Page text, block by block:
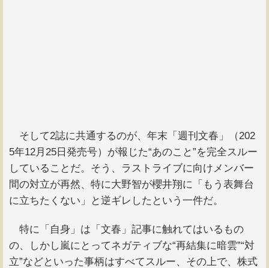
そして2誌に共通するのが、年末「週刊文春」（202
5年12月25日発売号）が報じた“あのこと”を完全スルー
していることだ。そう、ラストライブに向けメンバー
間の対立が再然、特に大野智が櫻井翔に「もう表舞台
に立ちたくない」と逆ギレしたという一件だ。
特に「自身」は「文春」記事に触れてはいるもの
の、しかし嵐にとってネガティブな“再結集に暗雲”“対
立”などといった事柄はすべてスルー、その上で、株式